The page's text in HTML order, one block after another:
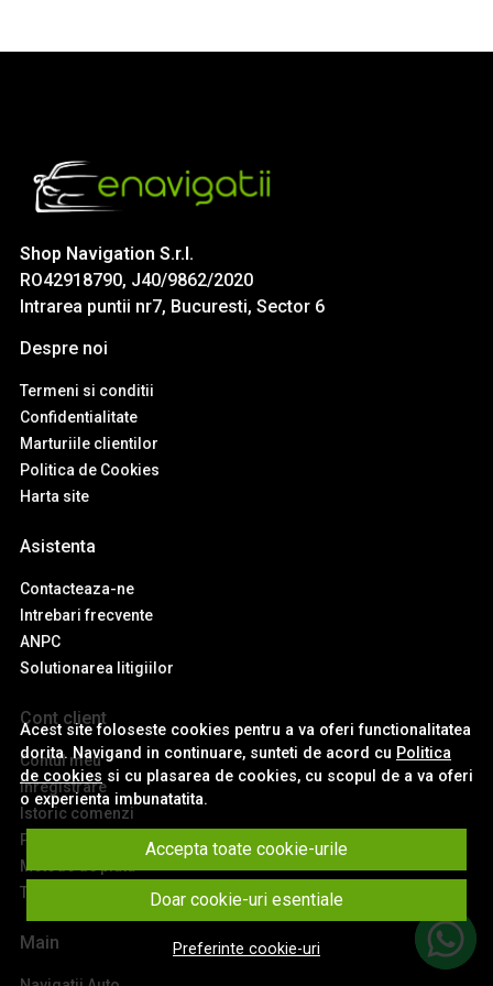
Acest site foloseste cookies pentru a va oferi functionalitatea
dorita. Navigand in continuare, sunteti de acord cu Politica
de cookies si cu plasarea de cookies, cu scopul de a va oferi
o experienta imbunatatita.
Accepta toate cookie-urile
Doar cookie-uri esentiale
Preferinte cookie-uri
Shop Navigation S.r.l.
RO42918790, J40/9862/2020
Intrarea puntii nr7, Bucuresti, Sector 6
Despre noi
Termeni si conditii
Confidentialitate
Marturiile clientilor
Politica de Cookies
Harta site
Asistenta
Contacteaza-ne
Intrebari frecvente
ANPC
Solutionarea litigiilor
Cont client
Contul meu
Inregistrare
Istoric comenzi
Produse favorite
Metode de plata
Transport si retururi
Main